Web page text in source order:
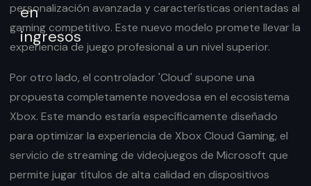
personalización avanzada y características orientadas al
gaming competitivo. Este nuevo modelo promete llevar la
experiencia de juego profesional a un nivel superior.
Por otro lado, el controlador 'Cloud' supone una
propuesta completamente novedosa en el ecosistema
Xbox. Este mando estaría específicamente diseñado
para optimizar la experiencia de Xbox Cloud Gaming, el
servicio de streaming de videojuegos de Microsoft que
permite jugar títulos de alta calidad en dispositivos